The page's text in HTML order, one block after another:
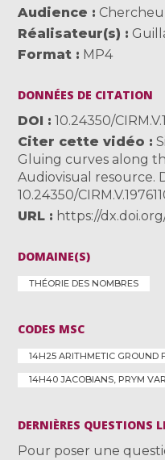
Audience
Réalisateur(s)
Format
MP4
DONNÉES DE CITATION
DOI
10.24350/
Citer cette vidéo
Gluing curves along
Audiovisual resource.
10.24350/
URL
https://
DOMAINE(S)
THÉORIE DES NOMBRES
CODES MSC
14H25 ARITHMETIC GROUND
14H40 JACOBIANS, PRYM
DERNIÈRES QUESTIONS
Pour poser une